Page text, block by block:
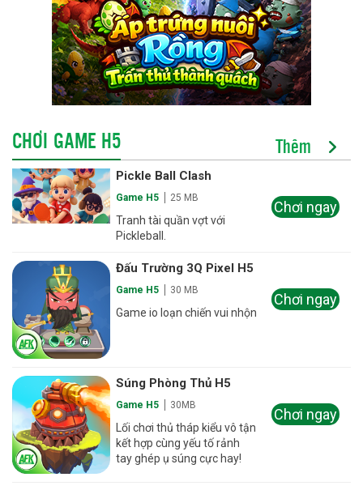
CHƠI GAME H5 Thêm
Pickle Ball Clash
Game H5 25 MB
Tranh tài quần vợt với
Pickleball.
Chơi ngay
Đấu Trường 3Q Pixel H5
Game H5 30 MB
Game io loạn chiến vui nhộn
Chơi ngay
Súng Phòng Thủ H5
Game H5 30MB
Lối chơi thủ tháp kiểu vô tận
kết hợp cùng yếu tố rảnh
tay ghép ụ súng cực hay!
Chơi ngay